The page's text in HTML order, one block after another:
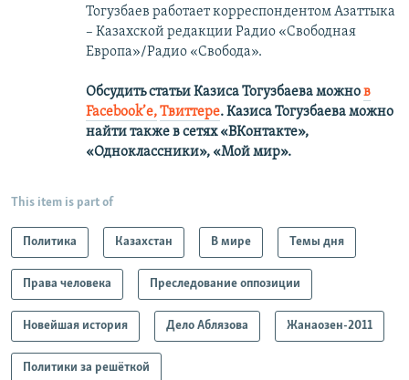
Тогузбаев работает корреспондентом Азаттыка
– Казахской редакции Радио «Свободная
Европа»/Радио «Свобода».
Обсудить статьи Казиса Тогузбаева можнов
Facebook’е,Твиттере.Казиса Тогузбаева можно
найти также в сетях«ВКонтакте»,
«Одноклассники», «Мой мир».
This item is part of
Политика Казахстан В мире Темы дня
Права человека Преследование оппозиции
Новейшая история Дело Аблязова Жанаозен-2011
Политики за решёткой